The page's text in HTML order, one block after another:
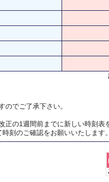
でご了承下さい。
正の1週間前までに新しい時刻表
刻のご確認をお願いいたします。